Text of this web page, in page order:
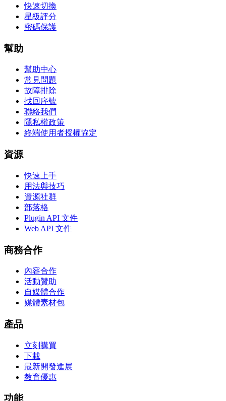
快速切換
星級評分
密碼保護
幫助
幫助中心
常見問題
故障排除
找回序號
聯絡我們
隱私權政策
終端使用者授權協定
資源
快速上手
用法與技巧
資源社群
部落格
Plugin API 文件
Web API 文件
商務合作
內容合作
活動贊助
自媒體合作
媒體素材包
產品
立刻購買
下載
最新開發進展
教育優惠
功能